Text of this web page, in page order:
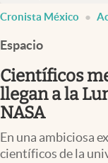
Pc y celular
Vida y estilo
Tv
Cronista México
Espacio
Científicos
llegan a la
NASA
En una ambiciosa
científicos de la